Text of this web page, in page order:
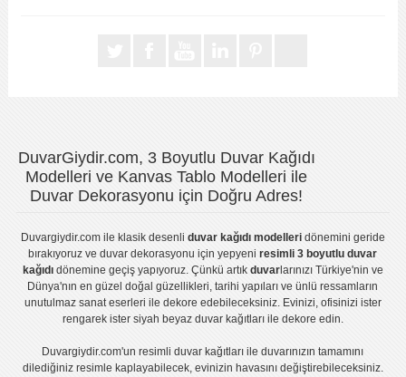
DuvarGiydir.com, 3 Boyutlu Duvar Kağıdı
Modelleri ve Kanvas Tablo Modelleri ile
Duvar Dekorasyonu için Doğru Adres!
Duvargiydir.comile klasik desenli duvar kağıdı modelleridönemini geride
bırakıyoruz veduvar dekorasyonu için yepyeniresimli 3 boyutlu duvar
kağıdıdönemine geçiş yapıyoruz. Çünkü artık duvarlarınızı Türkiye'nin ve
Dünya'nın en güzel doğal güzellikleri, tarihi yapıları ve ünlü ressamların
unutulmaz sanat eserleri ile dekore edebileceksiniz. Evinizi, ofisinizi ister
rengarek ister siyah beyaz duvar kağıtlarıile dekore edin.
Duvargiydir.com'unresimli duvar kağıtları ile duvarınızın tamamını
dilediğiniz resimle kaplayabilecek, evinizin havasını değiştirebileceksiniz.